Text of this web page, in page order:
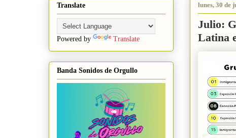
lunes, 30 de
Julio:
Latina
Translate
Powered by Translate
Banda Sonidos de Orgullo